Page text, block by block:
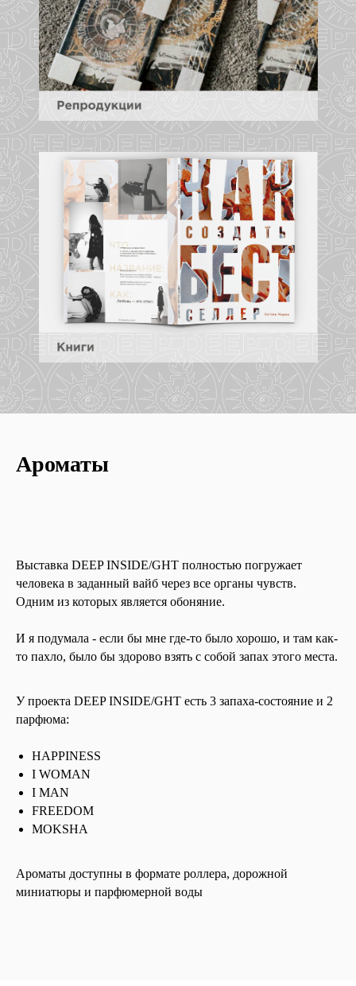
Ароматы
Выставка DEEP INSIDE/GHT полностью погружает
человека в заданный вайб через все органы чувств.
Одним из которых является обоняние.
И я подумала - если бы мне где-то было хорошо, и там как-
то пахло, было бы здорово взять с собой запах этого места.
У проекта DEEP INSIDE/GHT есть 3 запаха-состояние и 2
парфюма:
HAPPINESS
I WOMAN
I MAN
FREEDOM
MOKSHA
Ароматы доступны в формате роллера, дорожной
миниатюры и парфюмерной воды